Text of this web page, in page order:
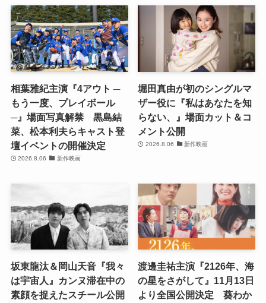
相葉雅紀主演『4アウト ─
もう一度、プレイボール
─』場面写真解禁 黒島結
菜、松本利夫らキャスト登
壇イベントの開催決定
2026.8.06 新作映画
堀田真由が初のシングルマ
ザー役に『私はあなたを知
らない、』場面カット＆コ
メント公開
2026.8.06 新作映画
坂東龍汰＆岡山天音『我々
は宇宙人』カンヌ滞在中の
素顔を捉えたスチール公開
渡邊圭祐主演『2126年、海
の星をさがして』11月13日
より全国公開決定 葵わか